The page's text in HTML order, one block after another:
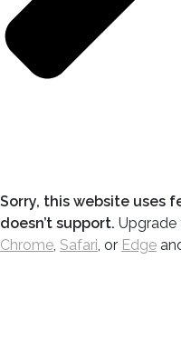
Sorry, this website uses
doesn’t support. Upgrade
Chrome, Safari, or Edge